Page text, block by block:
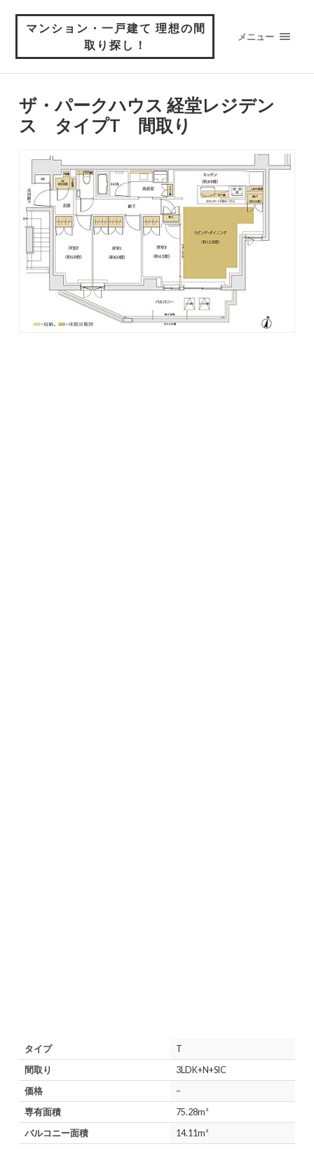
マンション・一戸建て 理想の間
取り探し！
メニュー
ザ・パークハウス 経堂レジデン
ス タイプT 間取り
タイプ
T
間取り
3LDK+N+SIC
価格
–
専有面積
75.28m²
バルコニー面積
14.11m²